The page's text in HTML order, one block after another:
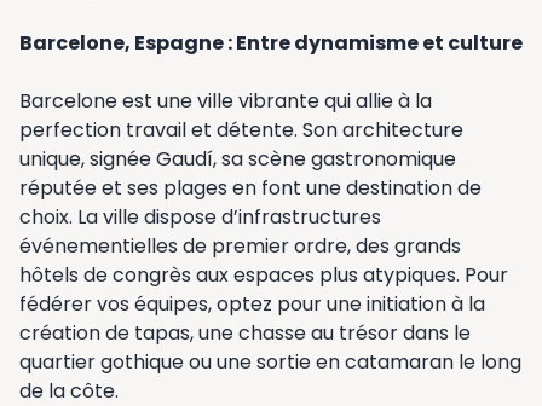
Barcelone, Espagne : Entre dynamisme et culture
Barcelone est une ville vibrante qui allie à la
perfection travail et détente. Son architecture
unique, signée Gaudí, sa scène gastronomique
réputée et ses plages en font une destination de
choix. La ville dispose d’infrastructures
événementielles de premier ordre, des grands
hôtels de congrès aux espaces plus atypiques. Pour
fédérer vos équipes, optez pour une initiation à la
création de tapas, une chasse au trésor dans le
quartier gothique ou une sortie en catamaran le long
de la côte.